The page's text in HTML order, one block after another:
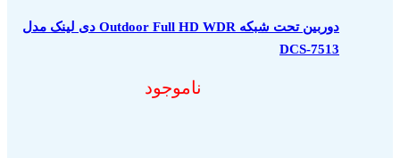
دوربین تحت شبکه Outdoor Full HD WDR دی لینک مدل
DCS-7513
ناموجود